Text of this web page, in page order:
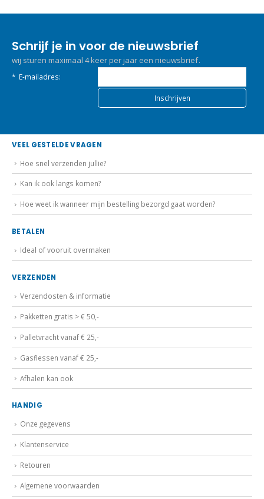
wij sturen maximaal 4 keer per jaar een nieuwsbrief.
E-mailadres:
VEEL GESTELDE VRAGEN
Kan ik ook langs komen?
Hoe weet ik wanneer mijn bestelling bezorgd gaat worden?
Pakketten gratis > € 50,-
Palletvracht vanaf € 25,-
Gasflessen vanaf € 25,-
Afhalen kan ook
Klantenservice
Retouren
Algemene voorwaarden
Privacybeleid